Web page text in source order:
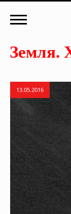
13.05.2016